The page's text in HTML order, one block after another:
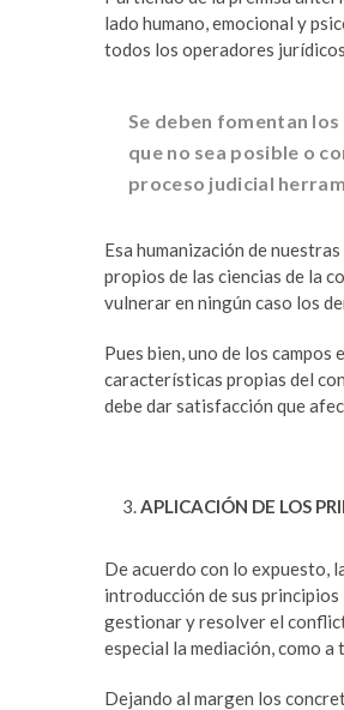
lado humano, emocional y
todos los operadores
Se deben fomentan
que no sea posible o
proceso judicial
Esa humanización de
propios de las ciencias de la
vulnerar en ningún caso los
Pues bien, uno de los
características propias del
debe dar satisfacción que
APLICACIÓN DE LOS
De acuerdo con lo expuesto,
introducción de sus
gestionar y resolver el
especial la mediación, como
Dejando al margen los